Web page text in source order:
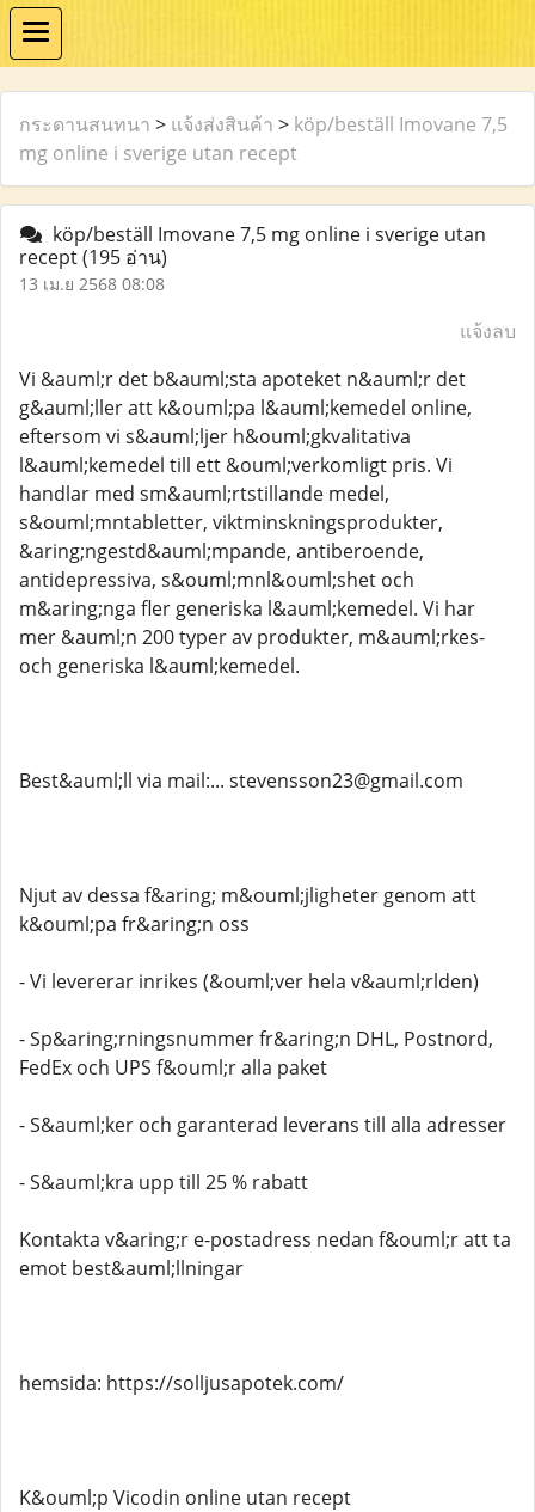
กระดานสนทนา > แจ้งส่งสินค้า > köp/beställ Imovane 7,5
mg online i sverige utan recept
köp/beställ Imovane 7,5 mg online i sverige utan
recept(195 อ่าน)
13 เม.ย 2568 08:08
แจ้งลบ
Vi &auml;r det b&auml;sta apoteket n&auml;r det
g&auml;ller att k&ouml;pa l&auml;kemedel online,
eftersom vi s&auml;ljer h&ouml;gkvalitativa
l&auml;kemedel till ett &ouml;verkomligt pris. Vi
handlar med sm&auml;rtstillande medel,
s&ouml;mntabletter, viktminskningsprodukter,
&aring;ngestd&auml;mpande, antiberoende,
antidepressiva, s&ouml;mnl&ouml;shet och
m&aring;nga fler generiska l&auml;kemedel. Vi har
mer &auml;n 200 typer av produkter, m&auml;rkes-
och generiska l&auml;kemedel.
Best&auml;ll via mail:... stevensson23@gmail.com
Njut av dessa f&aring; m&ouml;jligheter genom att
k&ouml;pa fr&aring;n oss
- Vi levererar inrikes (&ouml;ver hela v&auml;rlden)
- Sp&aring;rningsnummer fr&aring;n DHL, Postnord,
FedEx och UPS f&ouml;r alla paket
- S&auml;ker och garanterad leverans till alla adresser
- S&auml;kra upp till 25 % rabatt
Kontakta v&aring;r e-postadress nedan f&ouml;r att ta
emot best&auml;llningar
hemsida: https://solljusapotek.com/
K&ouml;p Vicodin online utan recept